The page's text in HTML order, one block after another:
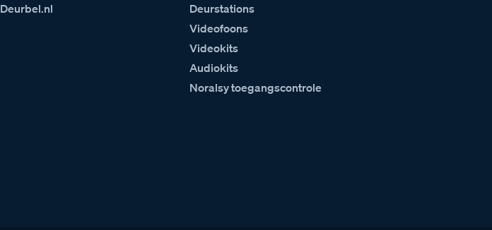
Deurbel.nl
Deurstations
Videofoons
Videokits
Audiokits
Noralsy toegangscontrole